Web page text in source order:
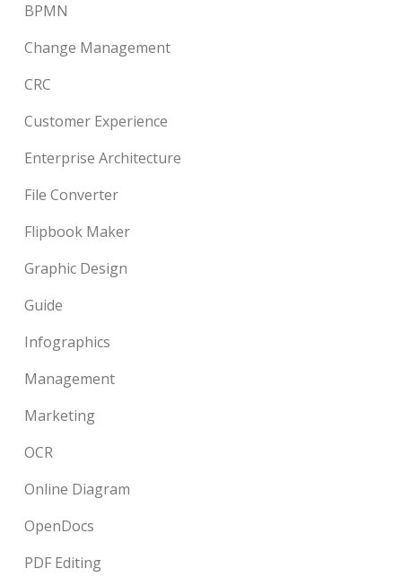
BPMN
Change Management
CRC
Customer Experience
Enterprise Architecture
File Converter
Flipbook Maker
Graphic Design
Guide
Infographics
Management
Marketing
OCR
Online Diagram
OpenDocs
PDF Editing